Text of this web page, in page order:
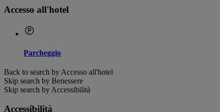
Accesso all'hotel
Parcheggio
Back to search by Accesso all'hotel
Skip search by Benessere
Skip search by Accessibilità
Accessibilità